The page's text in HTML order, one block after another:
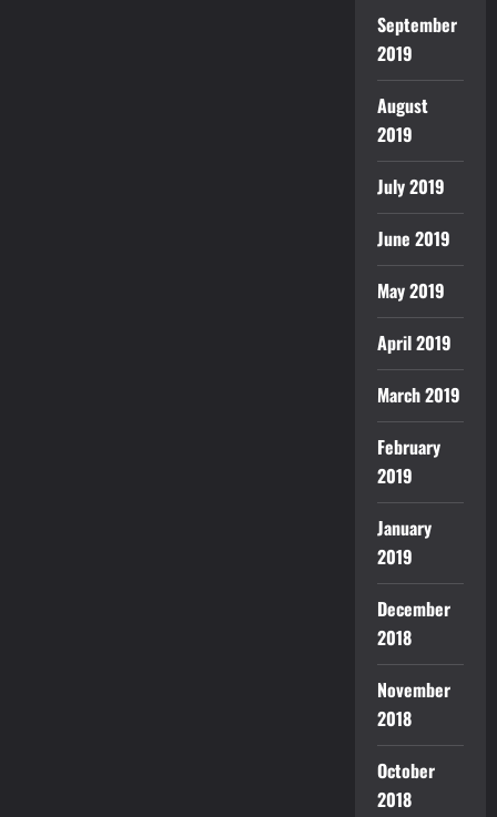
September
2019
August
2019
July 2019
June 2019
May 2019
April 2019
March 2019
February
2019
January
2019
December
2018
November
2018
October
2018